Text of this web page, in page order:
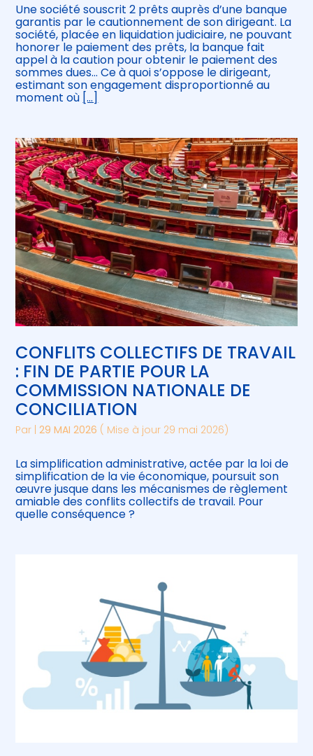
Une société souscrit 2 prêts auprès d’une banque
garantis par le cautionnement de son dirigeant. La
société, placée en liquidation judiciaire, ne pouvant
honorer le paiement des prêts, la banque fait
appel à la caution pour obtenir le paiement des
sommes dues… Ce à quoi s’oppose le dirigeant,
estimant son engagement disproportionné au
moment où […]
CONFLITS COLLECTIFS DE TRAVAIL
: FIN DE PARTIE POUR LA
COMMISSION NATIONALE DE
CONCILIATION
Par |29 MAI 2026 ( Mise à jour 29 mai 2026)
La simplification administrative, actée par la loi de
simplification de la vie économique, poursuit son
œuvre jusque dans les mécanismes de règlement
amiable des conflits collectifs de travail. Pour
quelle conséquence ?